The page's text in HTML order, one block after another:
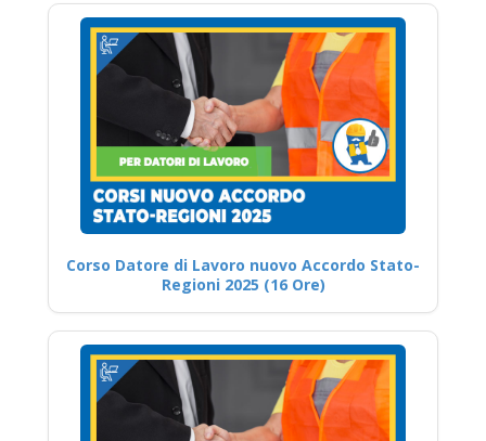
Corso Datore di Lavoro nuovo Accordo Stato-
Regioni 2025 (16 Ore)